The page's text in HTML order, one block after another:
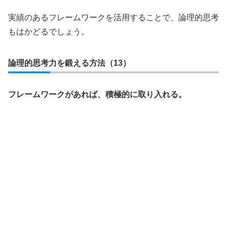
実績のあるフレームワークを活用することで、論理的思考
もはかどるでしょう。
論理的思考力を鍛える方法（13）
フレームワークがあれば、積極的に取り入れる。